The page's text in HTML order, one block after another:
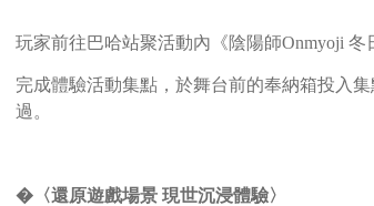
玩家前往巴哈站聚活動內《陰陽師Onmyoji
完成體驗活動集點，於舞台前的奉納箱投入
過。
�〈還原遊戲場景 現世沉浸體驗〉